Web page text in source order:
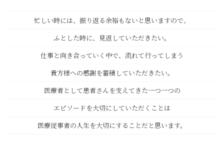
忙しい時には、振り返る余裕もないと思いますので、
ふとした時に、見返していただきたい。
仕事と向き合っていく中で、流れて行ってしまう
貴方様への感謝を蓄積していただきたい。
医療者として患者さんを支えてきた一つ一つの
エピソードを大切にしていただくことは
医療従事者の人生を大切にすることだと思います。